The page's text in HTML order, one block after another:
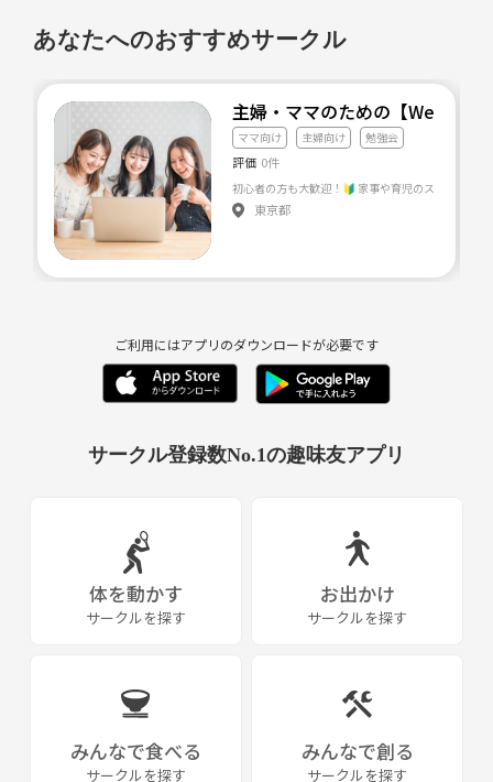
このような悩みを相談できる人も周りには少ないのではないかと思いま
サークル【サラダボウル】ではあなたと同じように周りと価値観が合わ
ないと思っている人が集まり、活動しています。
○活動内容
サークル【サラダボウル】では、「人はこうあるべき」という固定観念
から一旦離れ、
あなたの持っているその価値観が、実は自分を成長させる考え方である
可能性もあります。
○サークル詳細
・年齢層：20代が多いです。
・人数：10名程度
・男女比：4：6
※宗教、勧誘等はお控えください。
あなたへのおすすめサークル
主婦・ママのための【Webで叶
ママ向け 主婦向け 勉強会
評価 0件
東京都
ご利用にはアプリのダウンロードが必要です
サークル登録数No.1の趣味友アプリ
体を動かす
サークルを探す
お出かけ
サークルを探す
みんなで食べる
サークルを探す
みんなで創る
サークルを探す